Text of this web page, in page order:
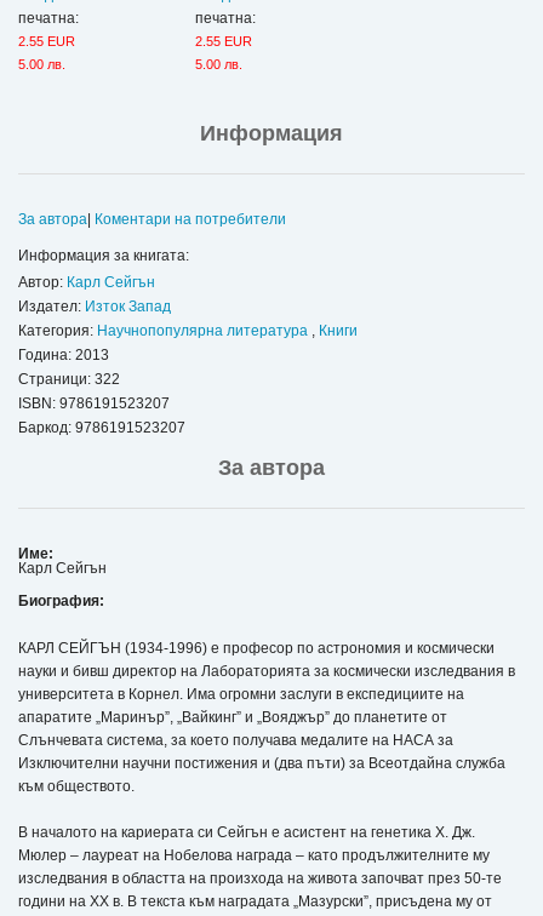
печатна:
2.55 EUR
5.00 лв.
печатна:
2.55 EUR
5.00 лв.
Информация
За автора Коментари на потребители
Информация за книгата:
Автор: Карл Сейгън
Издател: Изток Запад
Категория: Научнопопулярна литература
Книги
Година: 2013
Страници: 322
ISBN: 9786191523207
Баркод: 9786191523207
За автора
Име:
Карл Сейгън
Биография:
КАРЛ СЕЙГЪН (1934-1996) е професор по астрономия и космически
науки и бивш директор на Лабораторията за космически изследвания в
университета в Корнел. Има огромни заслуги в експедициите на
апаратите „Маринър”, „Вайкинг” и „Вояджър” до планетите от
Слънчевата система, за което получава медалите на НАСА за
Изключителни научни постижения и (два пъти) за Всеотдайна служба
към обществото.
В началото на кариерата си Сейгън е асистент на генетика Х. Дж.
Мюлер – лауреат на Нобелова награда – като продължителните му
изследвания в областта на произхода на живота започват през 50-те
години на ХХ в. В текста към наградата „Мазурски”, присъдена му от